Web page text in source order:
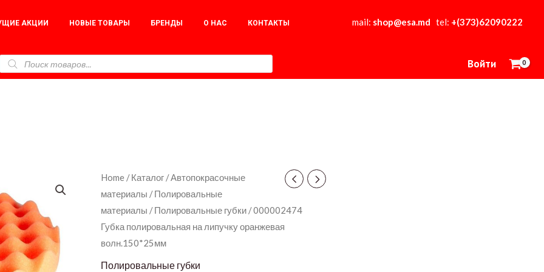
АКЦИИ НОВЫЕ ТОВАРЫ БРЕНДЫ О НАС КОНТАКТЫ mail: shop@esa.md tel: +(373)62090222
Войти
Home /Каталог /Автопокрасочные
материалы /Полировальные
материалы /Полировальные губки / 000002474
Губка полировальная на липучку оранжевая
волн.150*25мм
Полировальные губки
000002474
Губка
полировальная
на
липучку
оранжевая